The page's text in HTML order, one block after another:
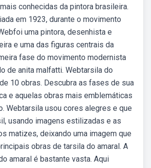
conhecidas da pintora brasileira.
em 1923, durante o movimento
uma pintora, desenhista e
e uma das figuras centrais da
fase do movimento modernista
de anita malfatti. Webtarsila do
10 obras. Descubra as fases de sua
e aquelas obras mais emblemáticas
Webtarsila usou cores alegres e que
usando imagens estilizadas e as
matizes, deixando uma imagem que
obras de tarsila do amaral. A
amaral é bastante vasta. Aqui